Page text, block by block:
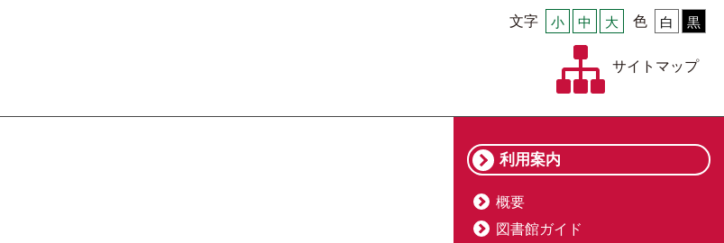
色 白 黒
文字 小 中 大
サイトマップ
利用案内
概要
図書館ガイド